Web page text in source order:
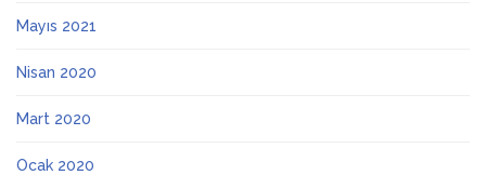
Mayıs 2021
Nisan 2020
Mart 2020
Ocak 2020